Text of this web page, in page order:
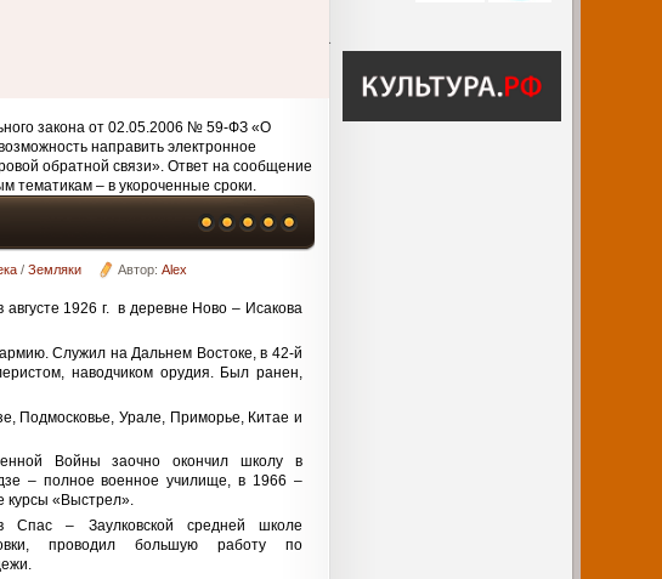
закона от 02.05.2006 № 59-ФЗ «О
направить электронное
обратной связи». Ответ на сообщение
тематикам – в укороченные сроки.
/Земляки Автор:Alex
1926 г. в деревне Ново – Исакова
Служил на Дальнем Востоке, в 42-й
наводчиком орудия. Был ранен,
Подмосковье, Урале, Приморье, Китае и
Войны заочно окончил школу в
– полное военное училище, в 1966 –
курсы «Выстрел».
– Заулковской средней школе
проводил большую работу по